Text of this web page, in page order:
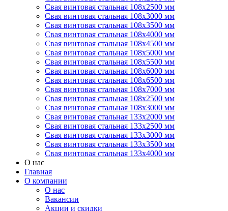
Свая винтовая стальная 108х2500 мм
Свая винтовая стальная 108х3000 мм
Свая винтовая стальная 108х3500 мм
Свая винтовая стальная 108х4000 мм
Свая винтовая стальная 108х4500 мм
Свая винтовая стальная 108х5000 мм
Свая винтовая стальная 108х5500 мм
Свая винтовая стальная 108х6000 мм
Свая винтовая стальная 108х6500 мм
Свая винтовая стальная 108х7000 мм
Свая винтовая стальная 108х2500 мм
Свая винтовая стальная 108х3000 мм
Свая винтовая стальная 133х2000 мм
Свая винтовая стальная 133х2500 мм
Свая винтовая стальная 133х3000 мм
Свая винтовая стальная 133х3500 мм
Свая винтовая стальная 133х4000 мм
О нас
Главная
О компании
О нас
Вакансии
Акции и скидки